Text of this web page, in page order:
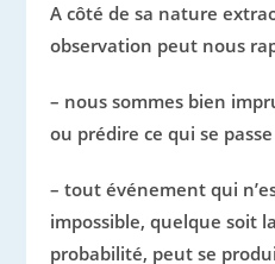
A côté de sa nature
observation peut nous
– nous sommes bien
ou prédire ce qui se
– tout événement qui
impossible, quelque soit
probabilité, peut se